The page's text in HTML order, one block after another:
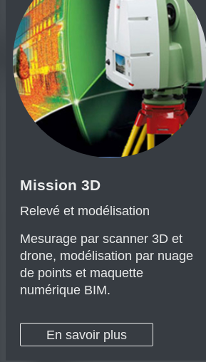
Mission 3D
Relevé et modélisation
Mesurage par scanner 3D et
drone, modélisation par nuage
de points et maquette
numérique BIM.
En savoir plus